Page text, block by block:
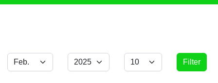
Filter
Monat Jahr Anzeige #
Filter